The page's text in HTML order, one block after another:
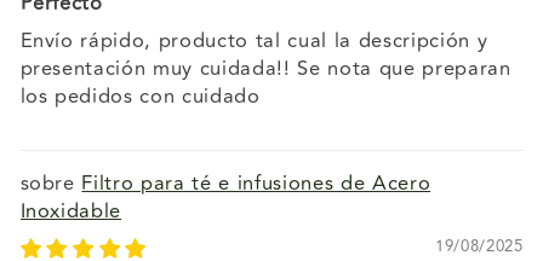
Envío rápido, producto tal cual la descripción y
presentación muy cuidada!! Se nota que preparan
los pedidos con cuidado
Filtro para té e infusiones de Acero
Inoxidable
19/08/2025